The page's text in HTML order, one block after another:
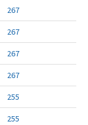
267
267
267
267
255
255